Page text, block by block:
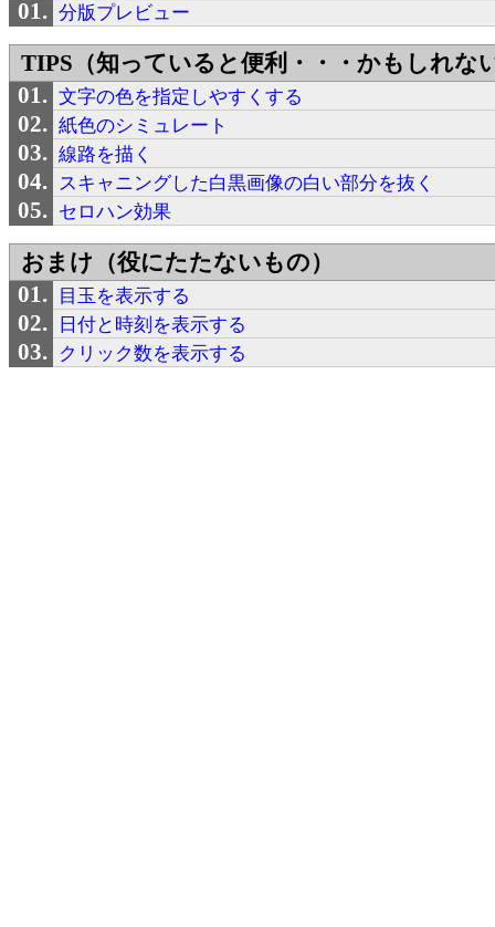
分版プレビュー
TIPS（知っていると便利・・・かもしれな
文字の色を指定しやすくする
紙色のシミュレート
線路を描く
スキャニングした白黒画像の白い部分を抜く
セロハン効果
おまけ（役にたたないもの）
目玉を表示する
日付と時刻を表示する
クリック数を表示する